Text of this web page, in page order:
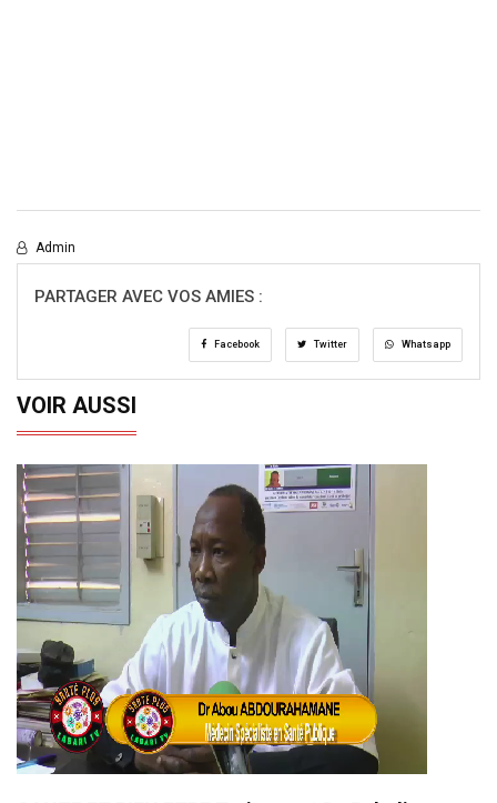
Admin
PARTAGER AVEC VOS AMIES :
Facebook Twitter Whatsapp
VOIR AUSSI